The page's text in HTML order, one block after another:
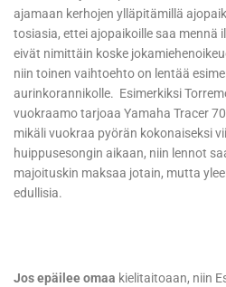
ajamaan kerhojen ylläpitämillä
tosiasia, ettei ajopaikoille saa mennä
eivät nimittäin koske
niin toinen vaihtoehto on lentää
aurinkorannikolle. Esimerkiksi
vuokraamo tarjoaa Yamaha Tracer
mikäli vuokraa pyörän kokonaiseksi
huippusesongin aikaan, niin lennot
majoituskin maksaa jotain, mutta
edullisia.
Jos epäilee omaa kielitaitoaan, niin